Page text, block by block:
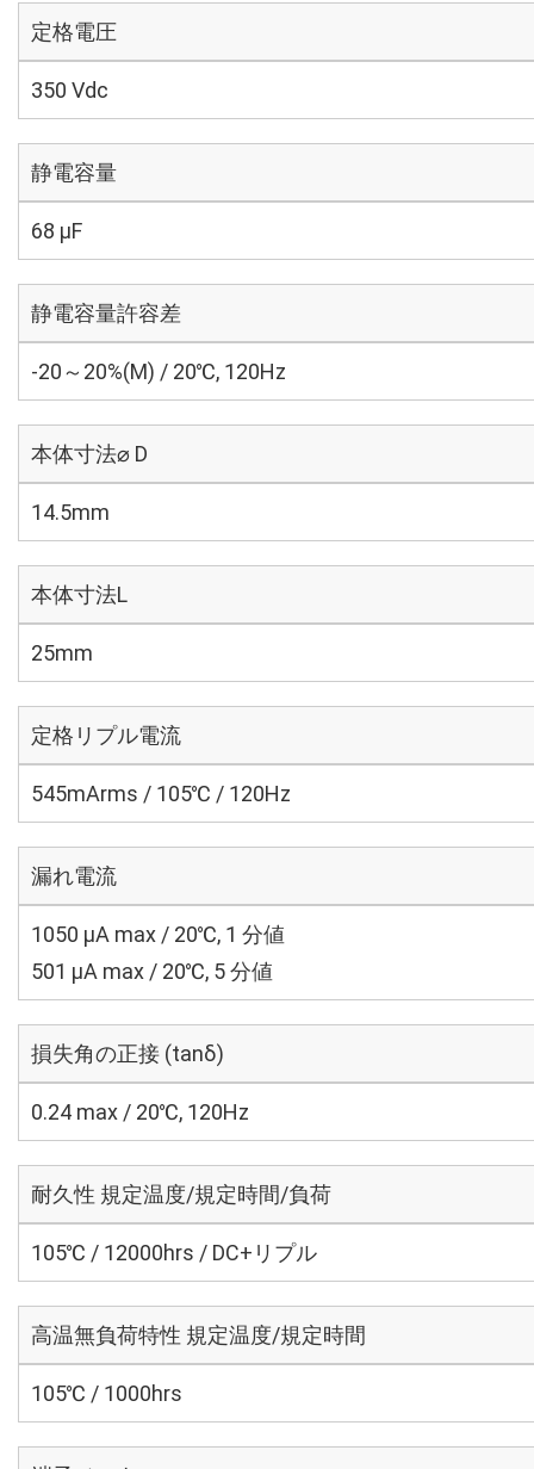
定格電圧
350 Vdc
静電容量
68 µF
静電容量許容差
-20～20%(M) / 20℃, 120Hz
本体寸法⌀ D
14.5mm
本体寸法L
25mm
定格リプル電流
545mArms / 105℃ / 120Hz
漏れ電流
1050 μA max / 20℃, 1 分値
501 μA max / 20℃, 5 分値
損失角の正接 (tanδ)
0.24 max / 20℃, 120Hz
耐久性 規定温度/規定時間/負荷
105℃ / 12000hrs / DC+リプル
高温無負荷特性 規定温度/規定時間
105℃ / 1000hrs